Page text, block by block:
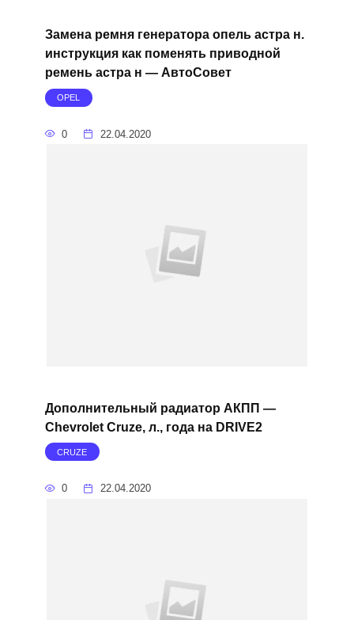
Замена ремня генератора опель астра н.
инструкция как поменять приводной
ремень астра н — АвтоСовет
OPEL
0 22.04.2020
Дополнительный радиатор АКПП —
Chevrolet Cruze, л., года на DRIVE2
CRUZE
0 22.04.2020